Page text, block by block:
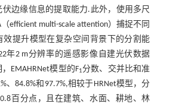
边缘信息的提取能力.此外，使用多尺
efficient multi-scale attention）捕捉不同
效提升模型在复杂空间背景下的分割能
年2 m分辨率的遥感影像自建光伏数据
EMAHRNet模型的F1分数、交并比和准
、84.8%和97.7%,相较于HRNet模型，分
百分点，且在建筑、水面、耕地、林